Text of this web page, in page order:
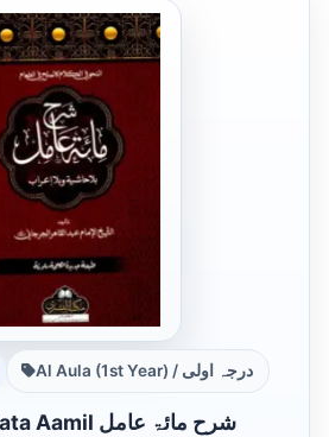
Al Aula (1st Year) / درجہ اولی
Sharh e Miata Aamil شرح مائۃ عامل